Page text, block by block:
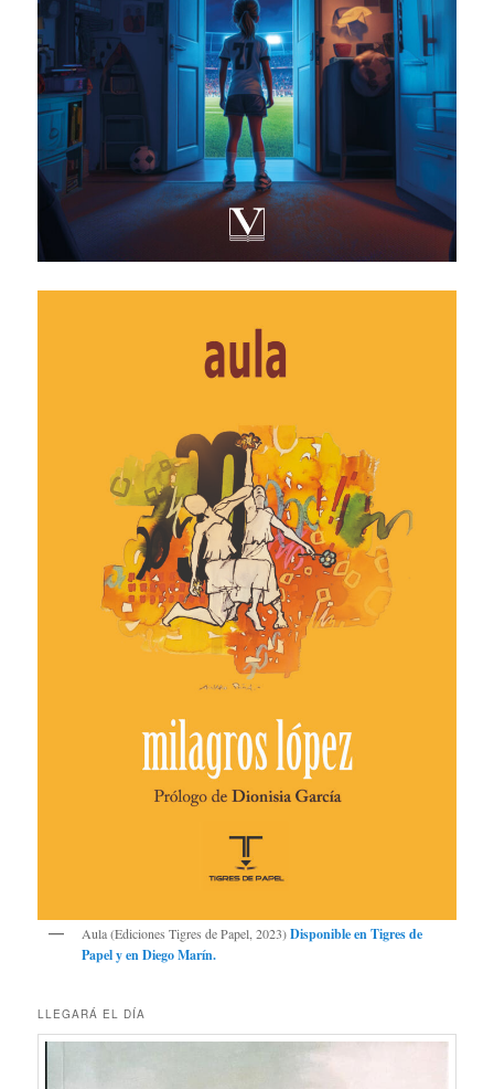
Aula (Ediciones Tigres de Papel, 2023)Disponible enTigres de
Papely enDiego Marín.
LLEGARÁ EL DÍA